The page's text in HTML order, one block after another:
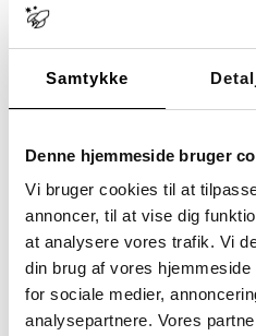
Samtykke
Denne hjemmeside bruger
Vi bruger cookies til at
annoncer, til at vise dig
at analysere vores trafik. Vi
din brug af vores
for sociale medier,
analysepartnere. Vores
god
[…]
Tagget